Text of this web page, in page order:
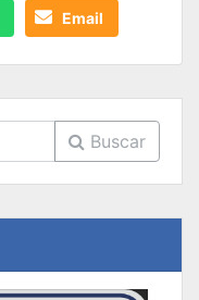
Email
Buscar